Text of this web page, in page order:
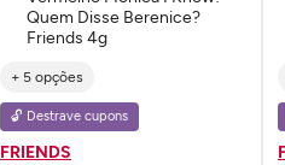
+ 5 opções
🔓 Destrave cupons
FRIENDS